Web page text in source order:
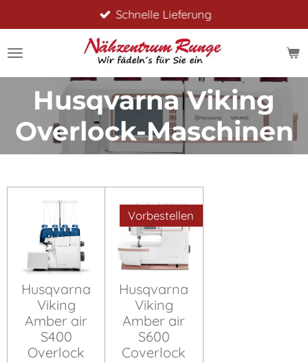
Hauptinhalt
springen
Schnelle Lieferung
Husqvarna Viking
Overlock-Maschinen
Husqvarna
Viking
Amber air
S400
Overlock
Vorbestellen
Husqvarna
Viking
Amber air
S600
Coverlock